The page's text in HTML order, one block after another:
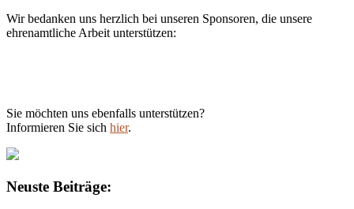
Wir bedanken uns herzlich bei unseren Sponsoren, die unsere
ehrenamtliche Arbeit unterstützen:
Sie möchten uns ebenfalls unterstützen?
Informieren Sie sich hier.
Neuste Beiträge: